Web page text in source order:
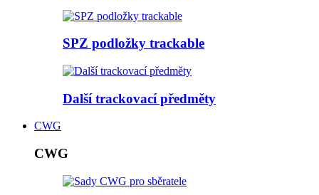
SPZ podložky trackable
Další trackovací předměty
CWG
CWG